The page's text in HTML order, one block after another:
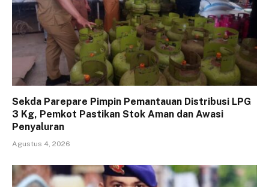
Sekda Parepare Pimpin Pemantauan Distribusi LPG
3 Kg, Pemkot Pastikan Stok Aman dan Awasi
Penyaluran
Agustus 4, 2026